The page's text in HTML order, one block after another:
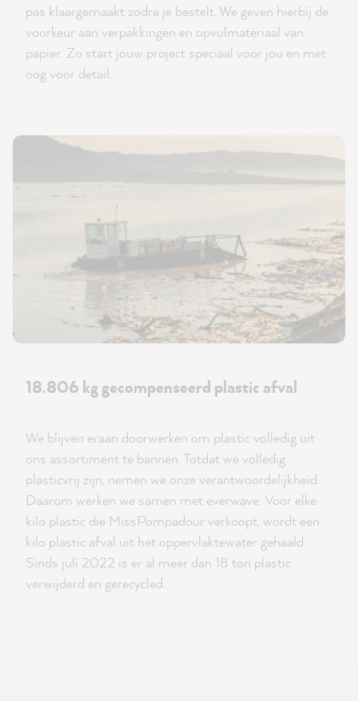
pas klaargemaakt zodra je bestelt. We geven hierbij de
voorkeur aan verpakkingen en opvulmateriaal van
papier. Zo start jouw project speciaal voor jou en met
oog voor detail.
18.806 kg gecompenseerd plastic afval
We blijven eraan doorwerken om plastic volledig uit
ons assortiment te bannen. Totdat we volledig
plasticvrij zijn, nemen we onze verantwoordelijkheid.
Daarom werken we samen met everwave: Voor elke
kilo plastic die MissPompadour verkoopt, wordt een
kilo plastic afval uit het oppervlaktewater gehaald.
Sinds juli 2022 is er al meer dan 18 ton plastic
verwijderd en gerecycled.